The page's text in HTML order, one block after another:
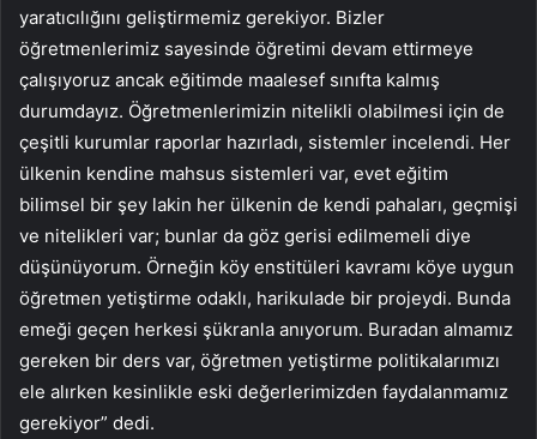
yaratıcılığını geliştirmemiz gerekiyor. Bizler
öğretmenlerimiz sayesinde öğretimi devam ettirmeye
çalışıyoruz ancak eğitimde maalesef sınıfta kalmış
durumdayız. Öğretmenlerimizin nitelikli olabilmesi için de
çeşitli kurumlar raporlar hazırladı, sistemler incelendi. Her
ülkenin kendine mahsus sistemleri var, evet eğitim
bilimsel bir şey lakin her ülkenin de kendi pahaları, geçmişi
ve nitelikleri var; bunlar da göz gerisi edilmemeli diye
düşünüyorum. Örneğin köy enstitüleri kavramı köye uygun
öğretmen yetiştirme odaklı, harikulade bir projeydi. Bunda
emeği geçen herkesi şükranla anıyorum. Buradan almamız
gereken bir ders var, öğretmen yetiştirme politikalarımızı
ele alırken kesinlikle eski değerlerimizden faydalanmamız
gerekiyor” dedi.